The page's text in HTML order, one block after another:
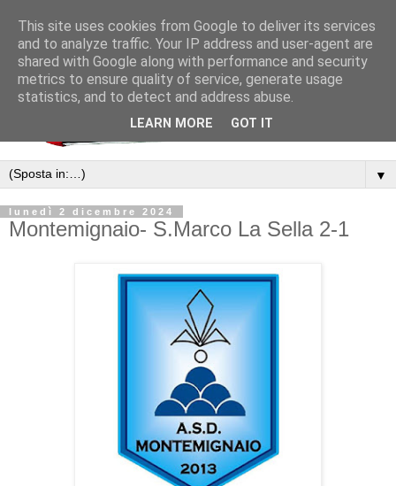
▼
lunedì 2 dicembre 2024
Montemignaio- S.Marco La Sella 2-1
This site uses cookies from Google to deliver its services
and to analyze traffic. Your IP address and user-agent are
shared with Google along with performance and security
metrics to ensure quality of service, generate usage
statistics, and to detect and address abuse.
LEARN MORE GOT IT